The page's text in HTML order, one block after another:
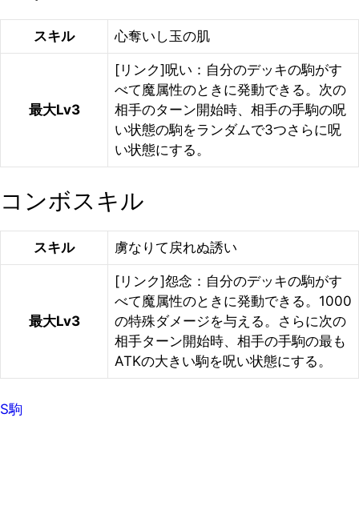
スキル 心奪いし玉の肌
最大Lv3
[リンク]呪い：自分のデッキの駒がす
べて魔属性のときに発動できる。次の
相手のターン開始時、相手の手駒の呪
い状態の駒をランダムで3つさらに呪
い状態にする。
コンボスキル
スキル 虜なりて戻れぬ誘い
最大Lv3
[リンク]怨念：自分のデッキの駒がす
べて魔属性のときに発動できる。1000
の特殊ダメージを与える。さらに次の
相手ターン開始時、相手の手駒の最も
ATKの大きい駒を呪い状態にする。
S駒